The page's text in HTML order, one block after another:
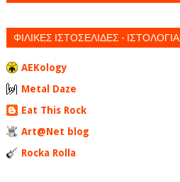
ΦΙΛΙΚΕΣ ΙΣΤΟΣΕΛΙΔΕΣ - ΙΣΤΟΛΟΓΙΑ
AEKology
Metal Daze
Eat This Rock
Art@Net blog
Rocka Rolla